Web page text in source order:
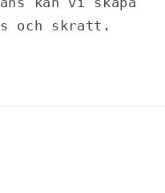
och skratt.